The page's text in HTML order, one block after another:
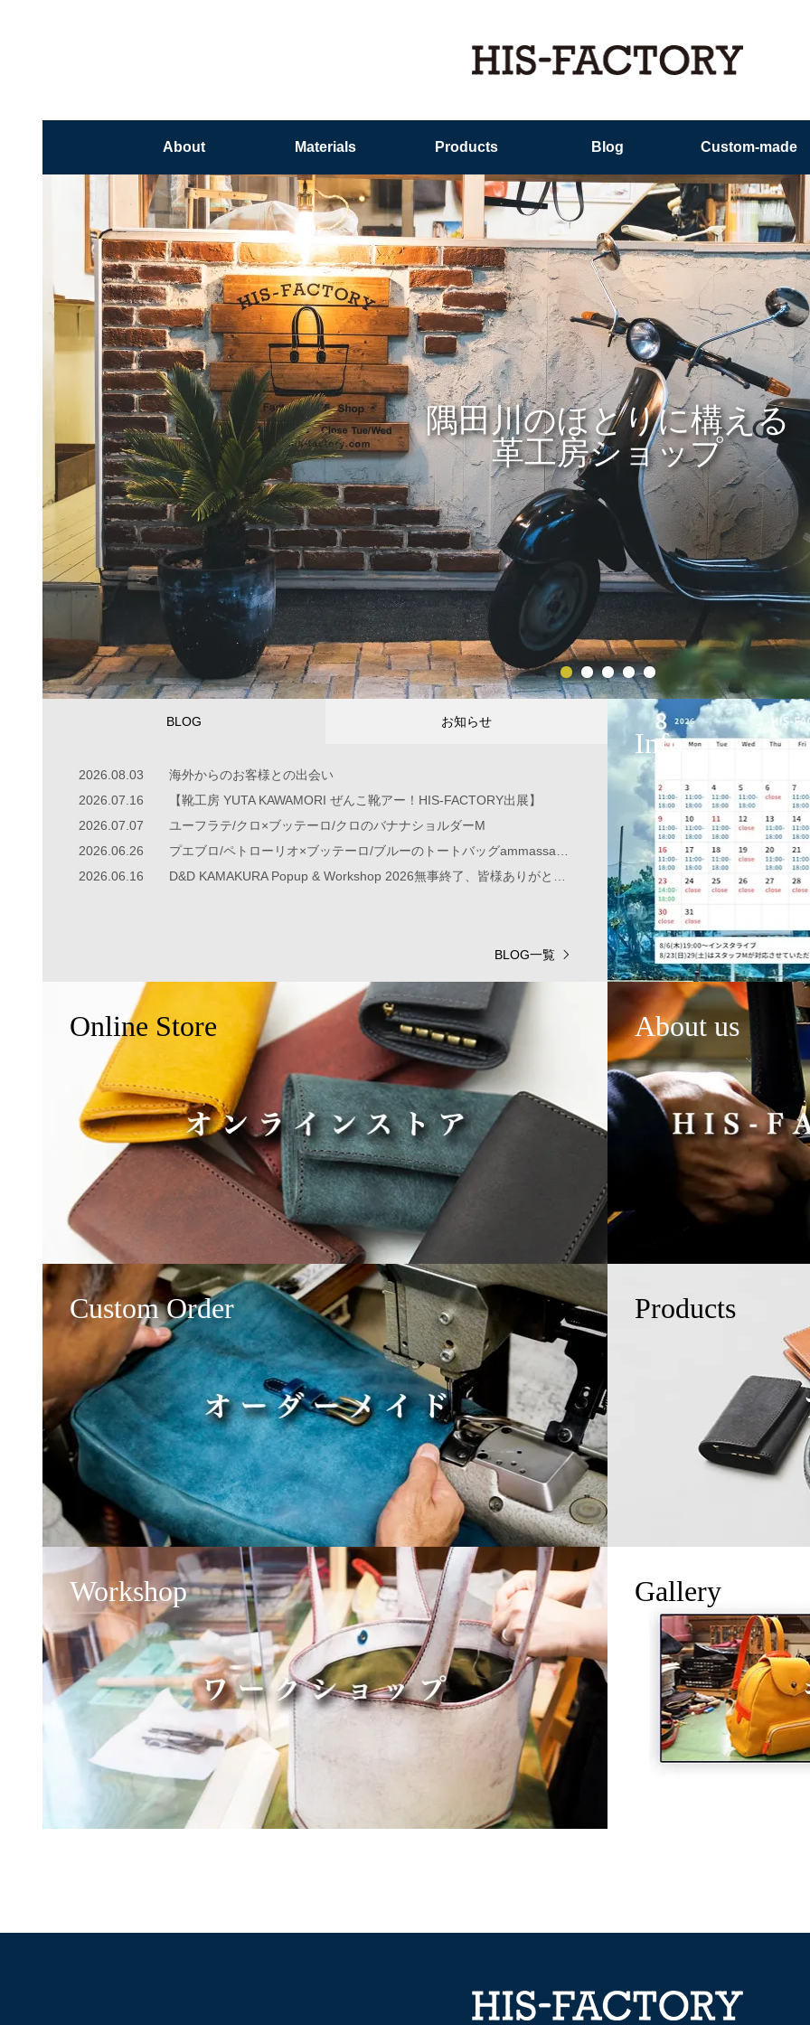
About Materials Products Blog Custom-made
隅田川のほとりに構える
革工房ショップ
1 2 3 4 5
BLOG お知らせ
2026.08.03
海外からのお客様との出会い
2026.07.16
【靴工房 YUTA KAWAMORI ぜんこ靴アー！HIS-FACTORY出展】
2026.07.07
ユーフラテ/クロ×ブッテーロ/クロのバナナショルダーM
2026.06.26
2026.06.16
BLOG一覧
Info
Online Store About us
Custom Order Products
Workshop Gallery